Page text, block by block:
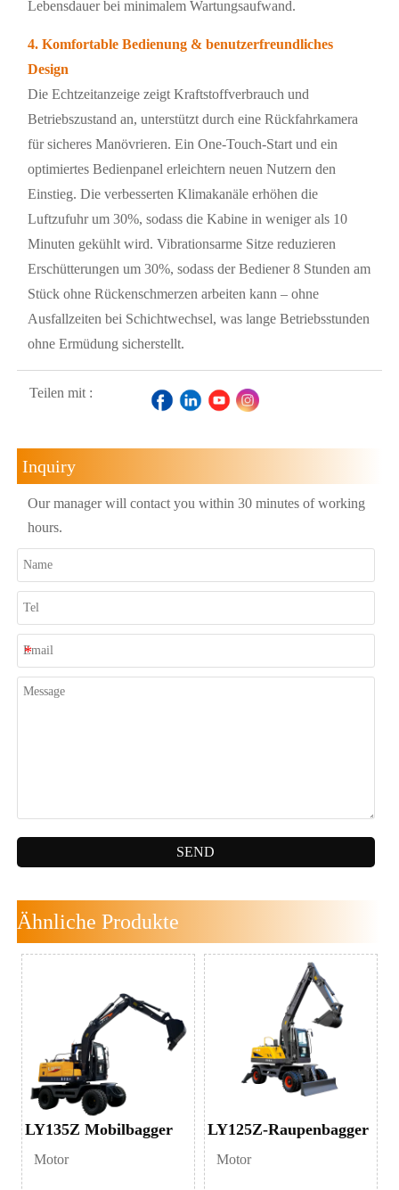
Lebensdauer bei minimalem Wartungsaufwand.
4. Komfortable Bedienung & benutzerfreundliches
Design
Die Echtzeitanzeige zeigt Kraftstoffverbrauch und
Betriebszustand an, unterstützt durch eine Rückfahrkamera
für sicheres Manövrieren. Ein One-Touch-Start und ein
optimiertes Bedienpanel erleichtern neuen Nutzern den
Einstieg. Die verbesserten Klimakanäle erhöhen die
Luftzufuhr um 30%, sodass die Kabine in weniger als 10
Minuten gekühlt wird. Vibrationsarme Sitze reduzieren
Erschütterungen um 30%, sodass der Bediener 8 Stunden am
Stück ohne Rückenschmerzen arbeiten kann – ohne
Ausfallzeiten bei Schichtwechsel, was lange Betriebsstunden
ohne Ermüdung sicherstellt.
Teilen mit :
Inquiry
Our manager will contact you within 30 minutes of working
hours.
SEND
Ähnliche Produkte
LY135Z Mobilbagger
Motor
LY125Z-Raupenbagger
Motor